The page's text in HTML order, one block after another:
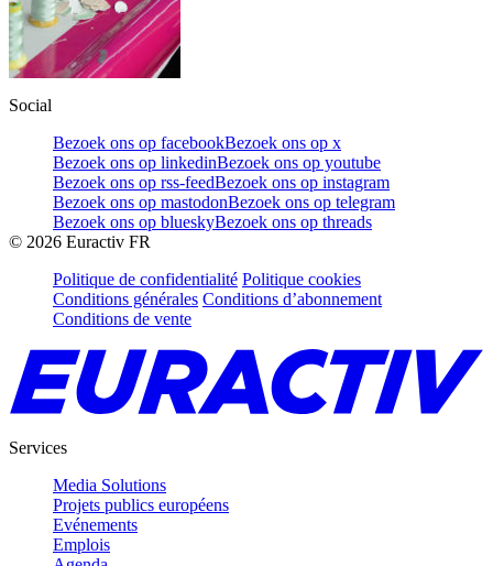
Social
Bezoek ons op facebookBezoek ons op x
Bezoek ons op linkedinBezoek ons op youtube
Bezoek ons op rss-feedBezoek ons op instagram
Bezoek ons op mastodonBezoek ons op telegram
Bezoek ons op blueskyBezoek ons op threads
© 2026 Euractiv FR
Politique de confidentialité Politique cookies
Conditions générales Conditions d’abonnement
Conditions de vente
Services
Media Solutions
Projets publics européens
Evénements
Emplois